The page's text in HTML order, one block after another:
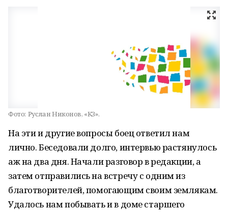
Фото: Руслан Никонов, «КЗ».
На эти и другие вопросы боец ответил нам
лично. Беседовали долго, интервью растянулось
аж на два дня. Начали разговор в редакции, а
затем отправились на встречу с одним из
благотворителей, помогающим своим землякам.
Удалось нам побывать и в доме старшего